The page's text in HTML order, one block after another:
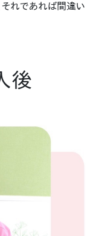
それであれば間違い
後